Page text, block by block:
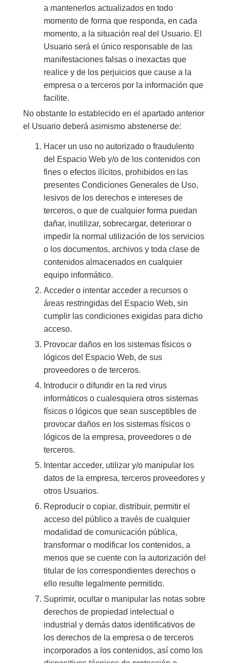
a mantenerlos actualizados en todo
momento de forma que responda, en cada
momento, a la situación real del Usuario. El
Usuario será el único responsable de las
manifestaciones falsas o inexactas que
realice y de los perjuicios que cause a la
empresa o a terceros por la información que
facilite.
No obstante lo establecido en el apartado anterior
el Usuario deberá asimismo abstenerse de:
Hacer un uso no autorizado o fraudulento
del Espacio Web y/o de los contenidos con
fines o efectos ilícitos, prohibidos en las
presentes Condiciones Generales de Uso,
lesivos de los derechos e intereses de
terceros, o que de cualquier forma puedan
dañar, inutilizar, sobrecargar, deteriorar o
impedir la normal utilización de los servicios
o los documentos, archivos y toda clase de
contenidos almacenados en cualquier
equipo informático.
Acceder o intentar acceder a recursos o
áreas restringidas del Espacio Web, sin
cumplir las condiciones exigidas para dicho
acceso.
Provocar daños en los sistemas físicos o
lógicos del Espacio Web, de sus
proveedores o de terceros.
Introducir o difundir en la red virus
informáticos o cualesquiera otros sistemas
físicos o lógicos que sean susceptibles de
provocar daños en los sistemas físicos o
lógicos de la empresa, proveedores o de
terceros.
Intentar acceder, utilizar y/o manipular los
datos de la empresa, terceros proveedores y
otros Usuarios.
Reproducir o copiar, distribuir, permitir el
acceso del público a través de cualquier
modalidad de comunicación pública,
transformar o modificar los contenidos, a
menos que se cuente con la autorización del
titular de los correspondientes derechos o
ello resulte legalmente permitido.
Suprimir, ocultar o manipular las notas sobre
derechos de propiedad intelectual o
industrial y demás datos identificativos de
los derechos de la empresa o de terceros
incorporados a los contenidos, así como los